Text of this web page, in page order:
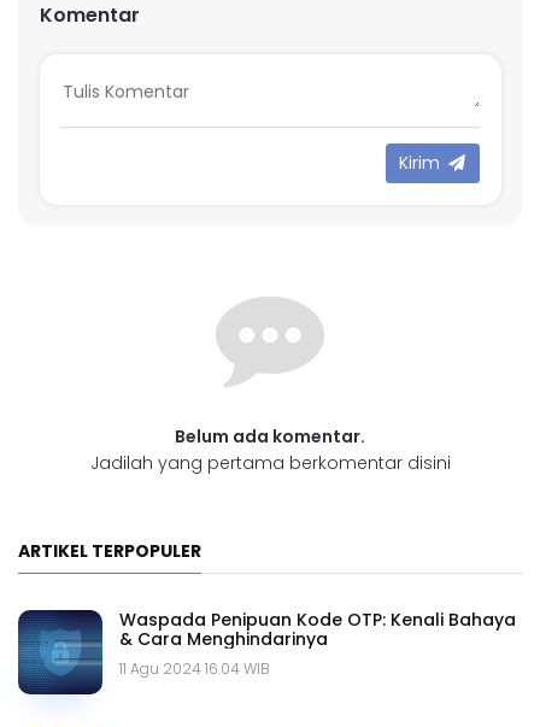
Komentar
Kirim
Belum ada komentar.
Jadilah yang pertama berkomentar disini
ARTIKEL TERPOPULER
Waspada Penipuan Kode OTP: Kenali Bahaya
& Cara Menghindarinya
11 Agu 2024 16.04 WIB